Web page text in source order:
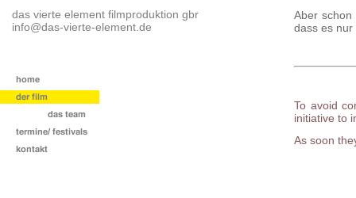
das vierte element filmproduktion gbr
info@das-vierte-element.de
Aber schon
dass es nur
To avoid
initiative to
As soon